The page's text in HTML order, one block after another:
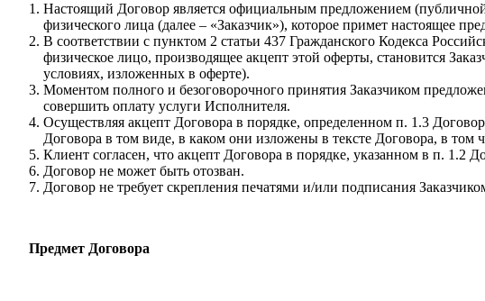
Настоящий Договор является официальным предложением
физического лица (далее – «Заказчик»), которое примет настоящее
В соответствии с пунктом 2 статьи 437 Гражданского Кодекса
физическое лицо, производящее акцепт этой оферты, становится
условиях, изложенных в оферте).
Моментом полного и безоговорочного принятия Заказчиком
совершить оплату услуги Исполнителя.
Осуществляя акцепт Договора в порядке, определенном п. 1.3
Договора в том виде, в каком они изложены в тексте Договора, в
Клиент согласен, что акцепт Договора в порядке, указанном в п. 1.2
Договор не может быть отозван.
Договор не требует скрепления печатями и/или подписания
Предмет Договора